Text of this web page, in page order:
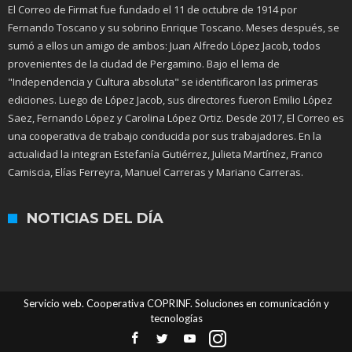
El Correo de Firmat fue fundado el 11 de octubre de 1914 por
Fernando Toscano y su sobrino Enrique Toscano. Meses después, se
sumó a ellos un amigo de ambos: Juan Alfredo López Jacob, todos
provenientes de la ciudad de Pergamino. Bajo el lema de
"Independencia y Cultura absoluta" se identificaron las primeras
ediciones. Luego de López Jacob, sus directores fueron Emilio López
Saez, Fernando López y Carolina López Ortiz. Desde 2017, El Correo es
una cooperativa de trabajo conducida por sus trabajadores. En la
actualidad la integran Estefanía Gutiérrez, Julieta Martínez, Franco
Camiscia, Elías Ferreyra, Manuel Carreras y Mariano Carreras.
NOTICIAS DEL DÍA
Servicio web. Cooperativa COPRINF. Soluciones en comunicación y
tecnologías